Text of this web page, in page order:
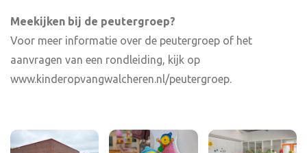
Meekijken bij de peutergroep?
Voor meer informatie over de peutergroep of het
aanvragen van een rondleiding, kijk op
www.kinderopvangwalcheren.nl/peutergroep.